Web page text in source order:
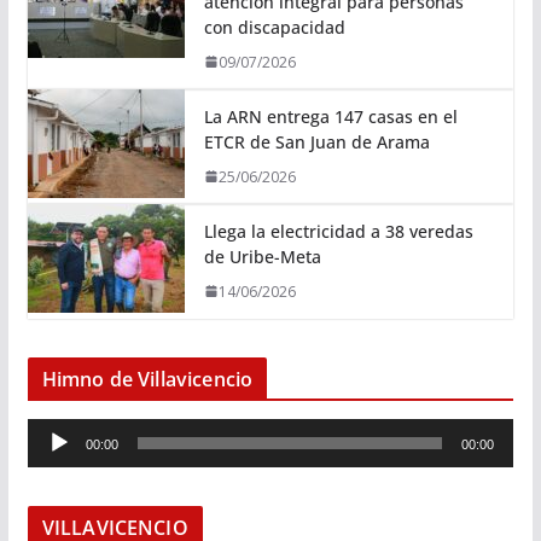
con discapacidad
09/07/2026
La ARN entrega 147 casas en el
ETCR de San Juan de Arama
25/06/2026
Llega la electricidad a 38 veredas
de Uribe-Meta
14/06/2026
Himno de Villavicencio
e
00:00 00:00
VILLAVICENCIO